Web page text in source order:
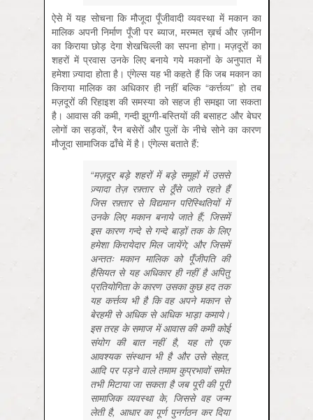
ऐसे में यह सोचना कि मौजूदा पूँजीवादी व्यवस्था में मकान का
मालिक अपनी निर्माण पूँजी पर ब्याज, मरम्मत ख़र्च और ज़मीन
का किराया छोड़ देगा शेखचिल्ली का सपना होगा। मज़दूरों का
शहरों में प्रवास उनके लिए बनाये गये मकानों के अनुपात में
हमेशा ज़्यादा होता है। एंगेल्स यह भी कहते हैं कि जब मकान का
किराया मालिक का अधिकार ही नहीं बल्कि “कर्त्तव्य” हो तब
मज़दूरों की रिहाइश की समस्या को सहज ही समझा जा सकता
है। आवास की कमी, गन्दी झुग्गी-बस्तियों की बसाहट और बेघर
लोगों का सड़कों, रैन बसेरों और पुलों के नीचे सोने का कारण
मौजूदा सामाजिक ढाँचे में है। एंगेल्स बताते हैं:
“मज़दूर बड़े शहरों में बड़े समूहों में उससे
ज़्यादा तेज़ रफ़्तार से ठूँसे जाते रहते हैं
जिस रफ़्तार से विद्यमान परिस्थितियों में
उनके लिए मकान बनाये जाते हैं; जिसमें
इस कारण गन्दे से गन्दे बाड़ों तक के लिए
हमेशा किरायेदार मिल जायेंगे; और जिसमें
अन्ततः मकान मालिक को पूँजीपति की
हैसियत से यह अधिकार ही नहीं है अपितु
प्रतियोगिता के कारण उसका कुछ हद तक
यह कर्त्तव्य भी है कि वह अपने मकान से
बेरहमी से अधिक से अधिक भाड़ा कमाये।
इस तरह के समाज में आवास की कमी कोई
संयोग की बात नहीं है, यह तो एक
आवश्यक संस्थान भी है और उसे सेहत,
आदि पर पड़ने वाले तमाम कुप्रभावों समेत
तभी मिटाया जा सकता है जब पूरी की पूरी
सामाजिक व्यवस्था के, जिससे वह जन्म
लेती है, आधार का पूर्ण पुनर्गठन कर दिया